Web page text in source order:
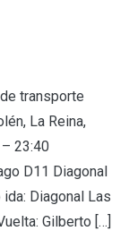
transporte
La Reina,
23:40
D11 Diagonal
Diagonal Las
Gilberto […]